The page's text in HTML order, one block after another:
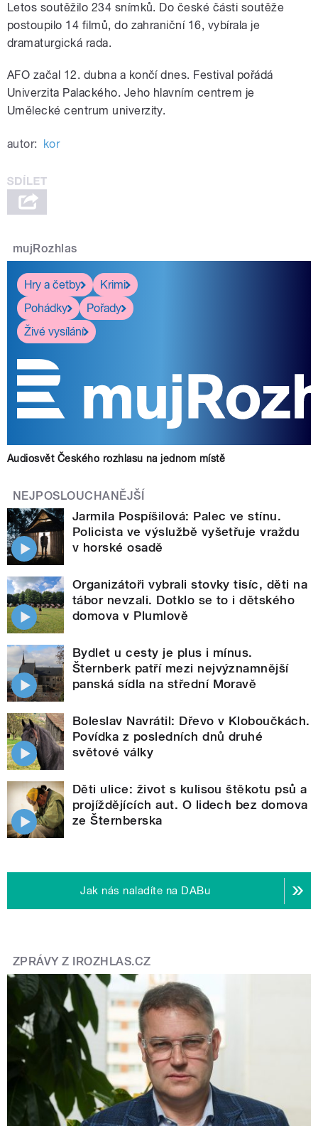
Letos soutěžilo 234 snímků. Do české části soutěže
postoupilo 14 filmů, do zahraniční 16, vybírala je
dramaturgická rada.
AFO začal 12. dubna a končí dnes. Festival pořádá
Univerzita Palackého. Jeho hlavním centrem je
Umělecké centrum univerzity.
autor: kor
mujRozhlas
Hry a četby
Krimi
Pohádky
Pořady
Živé vysílání
Audiosvět Českého rozhlasu na jednom místě
NEJPOSLOUCHANĚJŠÍ
Jarmila Pospíšilová: Palec ve stínu.
Policista ve výslužbě vyšetřuje vraždu
v horské osadě
Organizátoři vybrali stovky tisíc, děti na
tábor nevzali. Dotklo se to i dětského
domova v Plumlově
Bydlet u cesty je plus i mínus.
Šternberk patří mezi nejvýznamnější
panská sídla na střední Moravě
Boleslav Navrátil: Dřevo v Kloboučkách.
Povídka z posledních dnů druhé
světové války
Děti ulice: život s kulisou štěkotu psů a
projíždějících aut. O lidech bez domova
ze Šternberska
Jak nás naladíte na DABu
ZPRÁVY Z IROZHLAS.CZ